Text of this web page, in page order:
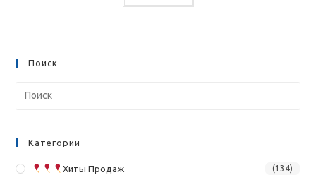
Поиск
Категории
Хиты Продаж (134)